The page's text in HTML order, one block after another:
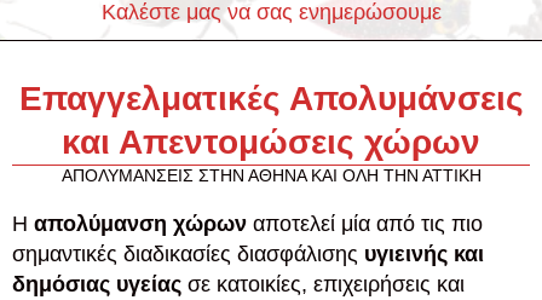
Καλέστε μας να σας ενημερώσουμε
Επαγγελματικές Απολυμάνσεις
και Απεντομώσεις χώρων
ΑΠΟΛΥΜΑΝΣΕΙΣ ΣΤΗΝ ΑΘΗΝΑ ΚΑΙ ΟΛΗ ΤΗΝ ΑΤΤΙΚΗ
Η απολύμανση χώρων αποτελεί μία από τις πιο
σημαντικές διαδικασίες διασφάλισης υγιεινής και
δημόσιας υγείας σε κατοικίες, επιχειρήσεις και